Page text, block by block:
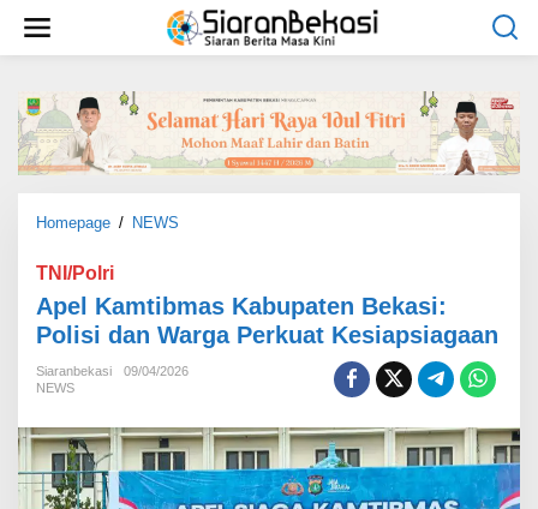
w
Homepage / NEWS
K
a
b
m
a
s
TNI/Polri
Apel Kamtibmas Kabupaten Bekasi:
Polisi dan Warga Perkuat Kesiapsiagaan
Siaranbekasi
09/04/2026
NEWS